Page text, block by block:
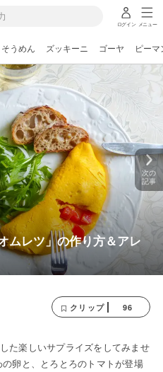
ログイン メニュー
そうめん ズッキーニ ゴーヤ ピーマ
ムレツ」の作り方＆アレ
次の
記事
クリップ 96
た楽しいサプライズをしてみませ
卵と、とろとろのトマトが登場